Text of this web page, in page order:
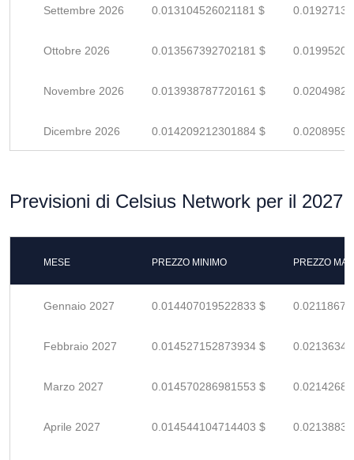
Settembre 2026 0.013104526021181 $
Ottobre 2026 0.013567392702181 $
Novembre 2026 0.013938787720161 $
Dicembre 2026 0.014209212301884 $
Previsioni di Celsius Network per il 2027
MESE PREZZO MINIMO PREZZO
Gennaio 2027 0.014407019522833 $
Febbraio 2027 0.014527152873934 $
Marzo 2027 0.014570286981553 $
Aprile 2027 0.014544104714403 $